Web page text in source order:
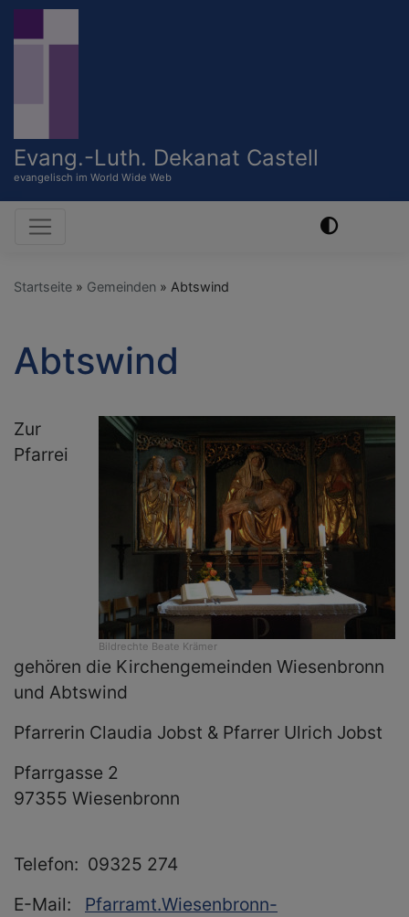
Direkt
Evang.-Luth. Dekanat Castell
evangelisch im World Wide Web
Hauptnavigation
Startseite Gemeinden Abtswind
Abtswind
Bildrechte Beate Krämer
Zur
Pfarrei
gehören die Kirchengemeinden Wiesenbronn
und Abtswind
Pfarrerin Claudia Jobst & Pfarrer Ulrich Jobst
Pfarrgasse 2
97355 Wiesenbronn
Telefon: 09325 274
E-Mail: Pfarramt.Wiesenbronn-